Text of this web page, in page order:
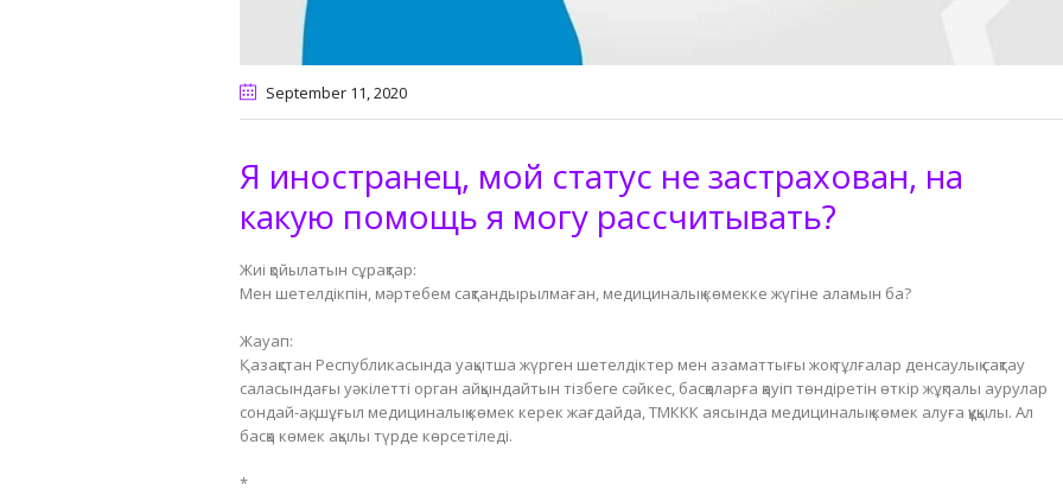
September 11 , 2020
Я иностранец, мой статус не застрахован, на
какую помощь я могу рассчитывать?
Жиі қойылатын сұрақтар:
Мен шетелдікпін, мәртебем сақтандырылмаған, медициналық көмекке жүгіне аламын ба?
Жауап:
Қазақстан Республикасында уақытша жүрген шетелдіктер мен азаматтығы жоқ тұлғалар денсаулық сақтау
саласындағы уәкілетті орган айқындайтын тізбеге сәйкес, басқаларға қауіп төндіретін өткір жұқпалы аурулар
сондай-ақ, шұғыл медициналық көмек керек жағдайда, ТМККК аясында медициналық көмек алуға құқылы. Ал
басқа көмек ақылы түрде көрсетіледі.
*